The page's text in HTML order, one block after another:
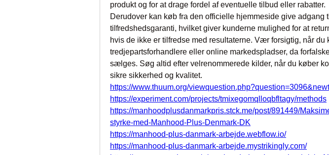
produkt og for at drage fordel af eventuelle tilbud eller rabatter.
Derudover kan køb fra den officielle hjemmeside give adgang
tilfredshedsgaranti, hvilket giver kunderne mulighed for at
hvis de ikke er tilfredse med resultaterne. Vær forsigtig, når du
tredjepartsforhandlere eller online markedspladser, da
sælges. Søg altid efter velrenommerede kilder, når du køber
sikre sikkerhed og kvalitet.
https://www.thuum.org/
https://experiment.com/projects/tmixegomqlloqbfltagy/methods
https://manhoodplusdanmarkpris.stck.me/post/891449/
styrke-med-Manhood-Plus-Denmark-DK
https://manhood-plus-danmark-arbejde.webflow.io/
https://manhood-plus-danmark-arbejde.mystrikingly.com/